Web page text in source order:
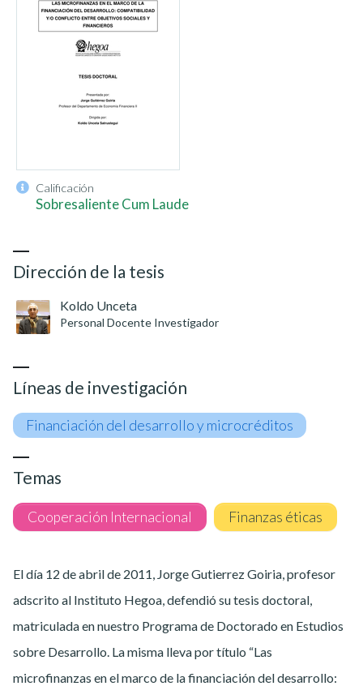
El día 12 de abril de 2011, Jorge Gutierrez Goiria, profesor
adscrito al Instituto Hegoa, defendió su tesis doctoral,
matriculada en nuestro Programa de Doctorado en Estudios
sobre Desarrollo. La misma lleva por título “Las
microfinanzas en el marco de la financiación del desarrollo:
Calificación
Sobresaliente Cum Laude
Dirección de la tesis
Koldo Unceta
Personal Docente Investigador
Líneas de investigación
Financiación del desarrollo y microcréditos
Temas
Cooperación Internacional Finanzas éticas